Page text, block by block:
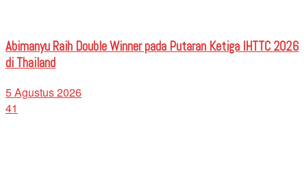
Abimanyu Raih Double Winner pada Putaran Ketiga IHTTC 2026
di Thailand
5 Agustus 2026
41